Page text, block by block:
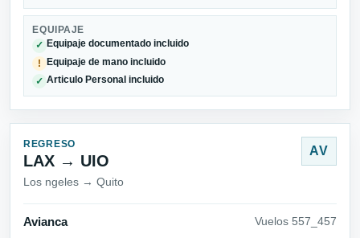
EQUIPAJE
✓ Equipaje documentado incluido
! Equipaje de mano incluido
✓ Articulo Personal incluido
REGRESO
LAX → UIO
Los ngeles → Quito
AV
Avianca Vuelos 557_457